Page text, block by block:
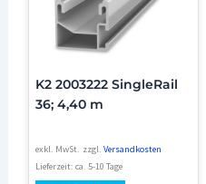
K2 2003222 SingleRail
36; 4,40 m
exkl. MwSt. zzgl.Versandkosten
Lieferzeit:ca. 5-10 Tage